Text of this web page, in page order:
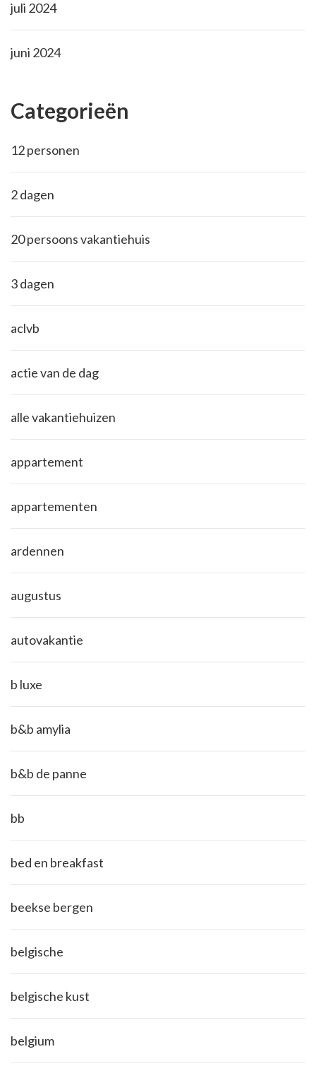
juli 2024
juni 2024
Categorieën
12 personen
2 dagen
20 persoons vakantiehuis
3 dagen
aclvb
actie van de dag
alle vakantiehuizen
appartement
appartementen
ardennen
augustus
autovakantie
b luxe
b&b amylia
b&b de panne
bb
bed en breakfast
beekse bergen
belgische
belgische kust
belgium